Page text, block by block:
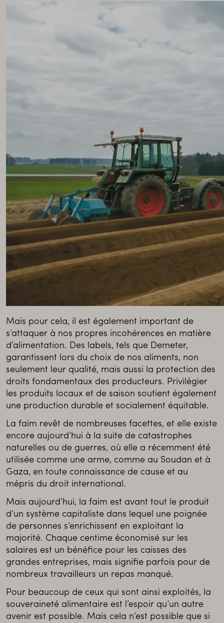
Mais pour cela, il est également important de
s’attaquer à nos propres incohérences en matière
d’alimentation. Des labels, tels que Demeter,
garantissent lors du choix de nos aliments, non
seulement leur qualité, mais aussi la protection des
droits fondamentaux des producteurs. Privilégier
les produits locaux et de saison soutient également
une production durable et socialement équitable.
La faim revêt de nombreuses facettes, et elle existe
encore aujourd’hui à la suite de catastrophes
naturelles ou de guerres, où elle a récemment été
utilisée comme une arme, comme au Soudan et à
Gaza, en toute connaissance de cause et au
mépris du droit international.
Mais aujourd’hui, la faim est avant tout le produit
d’un système capitaliste dans lequel une poignée
de personnes s’enrichissent en exploitant la
majorité. Chaque centime économisé sur les
salaires est un bénéfice pour les caisses des
grandes entreprises, mais signifie parfois pour de
nombreux travailleurs un repas manqué.
Pour beaucoup de ceux qui sont ainsi exploités, la
souveraineté alimentaire est l’espoir qu’un autre
avenir est possible. Mais cela n’est possible que si